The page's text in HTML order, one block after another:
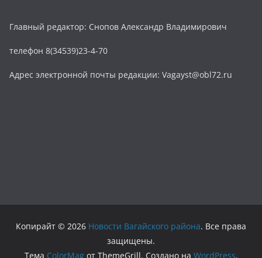
Главный редактор: Снопов Александр Владимирович
телефон 8(34539)23-4-70
Адрес электронной почты редакции: Vagayst@obl72.ru
Копирайт © 2026 Новости Вагайского района. Все права
защищены.
Тема ColorMagот ThemeGrill. Создано на WordPress.